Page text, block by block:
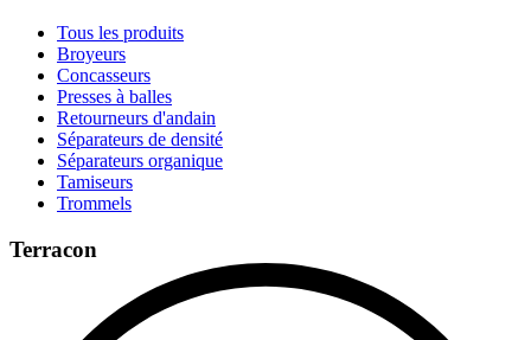
Tous les produits
Broyeurs
Concasseurs
Presses à balles
Retourneurs d'andain
Séparateurs de densité
Séparateurs organique
Tamiseurs
Trommels
Terracon